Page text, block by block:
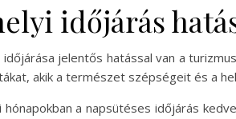
időjárás
időjárása jelentős hatással van a
akik a természet szépségeit és a
hónapokban a napsütéses időjárás